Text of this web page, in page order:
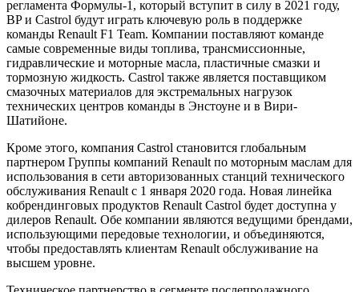
регламента Формулы-1, который вступит в силу в 2021 году,
BP и Castrol будут играть ключевую роль в поддержке
команды Renault F1 Team. Компании поставляют команде
самые современные виды топлива, трансмиссионные,
гидравлические и моторные масла, пластичные смазки и
тормозную жидкость. Castrol также является поставщиком
смазочных материалов для экстремальных нагрузок
технических центров команды в Энстоуне и в Вири-
Шатийоне.
Кроме этого, компания Castrol становится глобальным
партнером Группы компаний Renault по моторным маслам для
использования в сети авторизованных станций технического
обслуживания Renault с 1 января 2020 года. Новая линейка
кобрендинговых продуктов Renault Castrol будет доступна у
дилеров Renault. Обе компании являются ведущими брендами,
использующими передовые технологии, и объединяются,
чтобы предоставлять клиентам Renault обслуживание на
высшем уровне.